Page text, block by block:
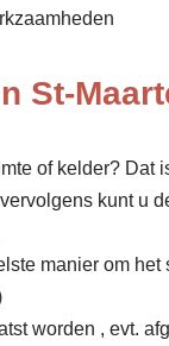
St-
of kelder? Dat
kunt u
manier om
worden , evt.